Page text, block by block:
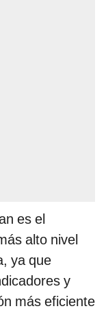
es el
alto nivel
ya que
y
más eficiente